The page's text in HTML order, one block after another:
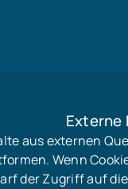
Externe
aus externen
Wenn
der Zugriff auf